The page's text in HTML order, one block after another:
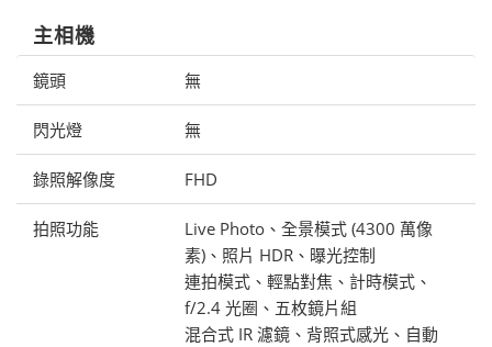
主相機
鏡頭 無
閃光燈 無
錄照解像度 FHD
拍照功能
Live Photo、全景模式 (4300 萬像
素)、照片 HDR、曝光控制
連拍模式、輕點對焦、計時模式、
f/2.4 光圈、五枚鏡片組
混合式 IR 濾鏡、背照式感光、自動